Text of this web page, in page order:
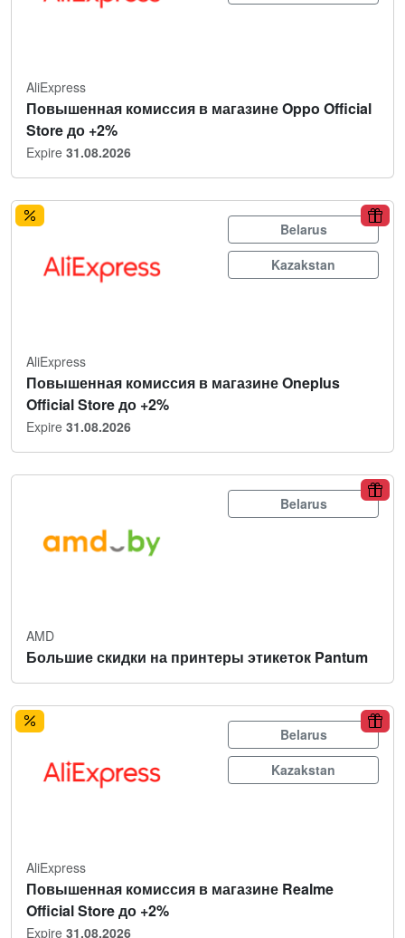
AliExpress
Повышенная комиссия в магазине Oppo Official
Store до +2%
Expire 31.08.2026
Belarus
Kazakstan
AliExpress
Повышенная комиссия в магазине Oneplus
Official Store до +2%
Expire 31.08.2026
Belarus
AMD
Большие скидки на принтеры этикеток Pantum
Belarus
Kazakstan
AliExpress
Повышенная комиссия в магазине Realme
Official Store до +2%
Expire 31.08.2026